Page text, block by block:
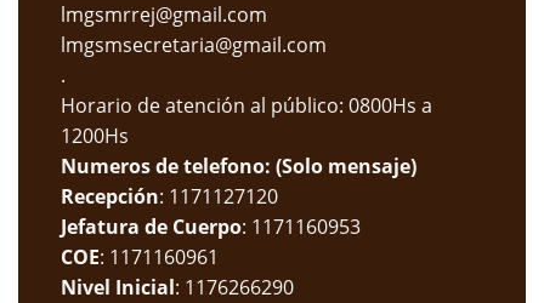
lmgsmrrej@gmail.com
lmgsmsecretaria@gmail.com
.
Horario de atención al público: 0800Hs a
1200Hs
Numeros de telefono: (Solo mensaje)
Recepción: 1171127120
Jefatura de Cuerpo: 1171160953
COE: 1171160961
Nivel Inicial: 1176266290